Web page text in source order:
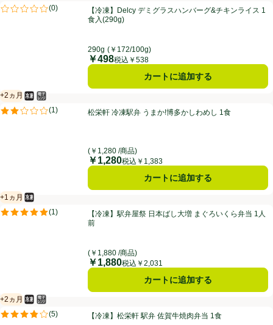
【冷凍】Delcy デミグラスハンバーグ&チキンライス 1食入(290g)
(0)
評価は0件のレビューで5点中0.0点。【冷凍】Delcy デミグラスハンバーグ&チキンライス 1
食入(290g)
290g (￥172/100g)
価格
￥498税込￥538
カートに追加する
松栄軒 冷凍駅弁 うまか!博多かしわめし 1食
+2ヵ月
賞味・消費期限保証：2ヵ月
冷凍食品
電子レンジ使用可
(1)
評価は1件のレビューで5点中2.0点。松栄軒 冷凍駅弁 うまか!博多かしわめし 1食
(￥1,280 /商品)
価格
￥1,280税込￥1,383
カートに追加する
【冷凍】駅弁屋祭 日本ばし大増 まぐろいくら弁当 1人前
+1ヵ月
賞味・消費期限保証：1ヵ月
冷凍食品
(1)
評価は1件のレビューで5点中5.0点。【冷凍】駅弁屋祭 日本ばし大増 まぐろいくら弁当 1人
前
(￥1,880 /商品)
価格
￥1,880税込￥2,031
カートに追加する
【冷凍】松栄軒 駅弁 佐賀牛焼肉弁当 1食
+2ヵ月
賞味・消費期限保証：2ヵ月
冷凍食品
電子レンジ使用可
(5)
評価は5件のレビューで5点中3.8点。【冷凍】松栄軒 駅弁 佐賀牛焼肉弁当 1食